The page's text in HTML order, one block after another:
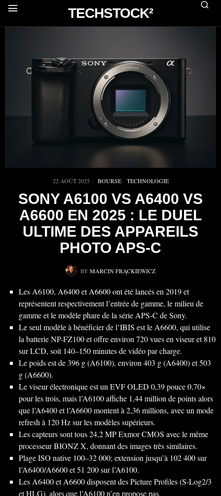
TECHSTOCK²
22 AOÛT 2025 BOURSE · TECHNOLOGIE
SONY A6100 VS A6400 VS
A6600 EN 2025 : LE DUEL
ULTIME DES APPAREILS
PHOTO APS-C
BY MARCIN FRĄCKIEWICZ
Les A6100, A6400 et A6600 ont été lancés en 2019 et
représentent respectivement l’entrée de gamme, le milieu de
gamme et le modèle phare de la série APS-C de Sony.
Le seul modèle à bénéficier de l’IBIS est le A6600, qui utilise
la batterie NP-FZ100 et offre environ 720 vues en viseur et 810
sur LCD, soit 140–150 minutes de vidéo par charge.
Le poids est de 396 g (A6100), environ 403 g (A6400) et 503
g (A6600).
Le viseur électronique est un EVF OLED 0,39 pouce 0,70×
pour les trois, mais l’A6100 affiche 1,44 million de points alors
que l’A6400 et l’A6600 montent à 2,36 millions, avec un mode
refresh à 120 Hz sur les modèles supérieurs.
Les capteurs sont tous 24,2 MP Exmor CMOS avec le même
processeur BIONZ X, donnant des images très similaires.
Plage ISO native 100–32 000; extension jusqu’à 102 400 sur
l’A6400/A6600 et 51 200 sur l’A6100.
Les A6400 et A6600 disposent des Picture Profiles (S-Log2/3
et HLG), alors que l’A6100 n’en propose pas.